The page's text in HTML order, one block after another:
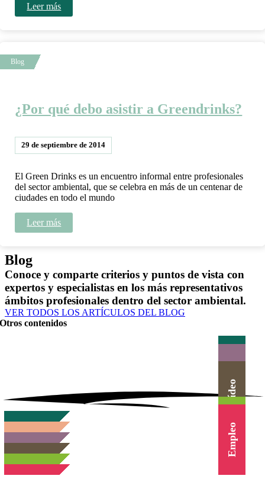
Leer más
¿Por qué debo asistir a Greendrinks?
29 de septiembre de 2014
El Green Drinks es un encuentro informal entre profesionales
del sector ambiental, que se celebra en más de un centenar de
ciudades en todo el mundo
Leer más
Blog
Conoce y comparte criterios y puntos de vista con
expertos y especialistas en los más representativos
ámbitos profesionales dentro del sector ambiental.
VER TODOS LOS ARTÍCULOS DEL BLOG
Otros contenidos
Actualidad
Agenda
Herramientas
Canal Vídeo
Cursos
Empleo